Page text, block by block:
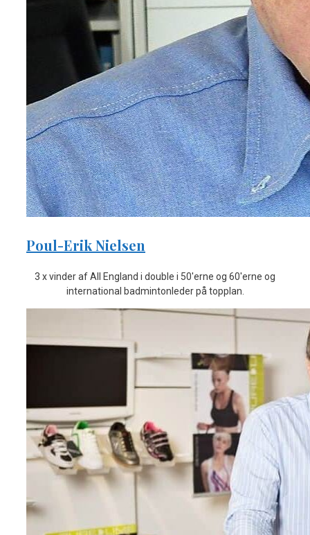
Poul-Erik Nielsen
3 x vinder af All England i double i 50'erne og 60'erne og
international badmintonleder på topplan.